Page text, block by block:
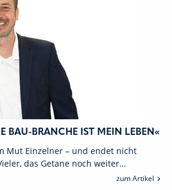
BAU-BRANCHE IST MEIN LEBEN«
Mut Einzelner – und endet nicht
das Getane noch weiter…
zum Artikel